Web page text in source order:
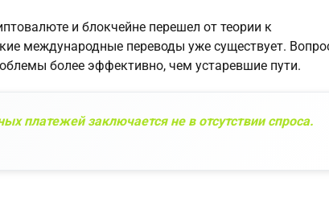
и блокчейне перешел от теории к
международные переводы уже существует.
более эффективно, чем устаревшие пути.
платежей заключается не в отсутствии спроса.